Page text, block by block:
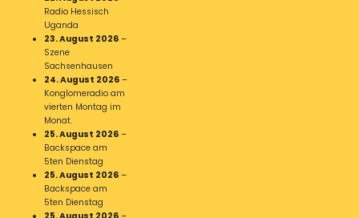
Radio Hessisch
Uganda
23. August 2026 –
Szene
Sachsenhausen
24. August 2026 –
Konglomeradio am
vierten Montag im
Monat.
25. August 2026 –
Backspace am
5ten Dienstag
25. August 2026 –
Backspace am
5ten Dienstag